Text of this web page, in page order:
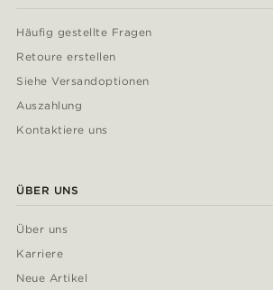
Häufig gestellte Fragen
Retoure erstellen
Siehe Versandoptionen
Auszahlung
Kontaktiere uns
ÜBER UNS
Über uns
Karriere
Neue Artikel